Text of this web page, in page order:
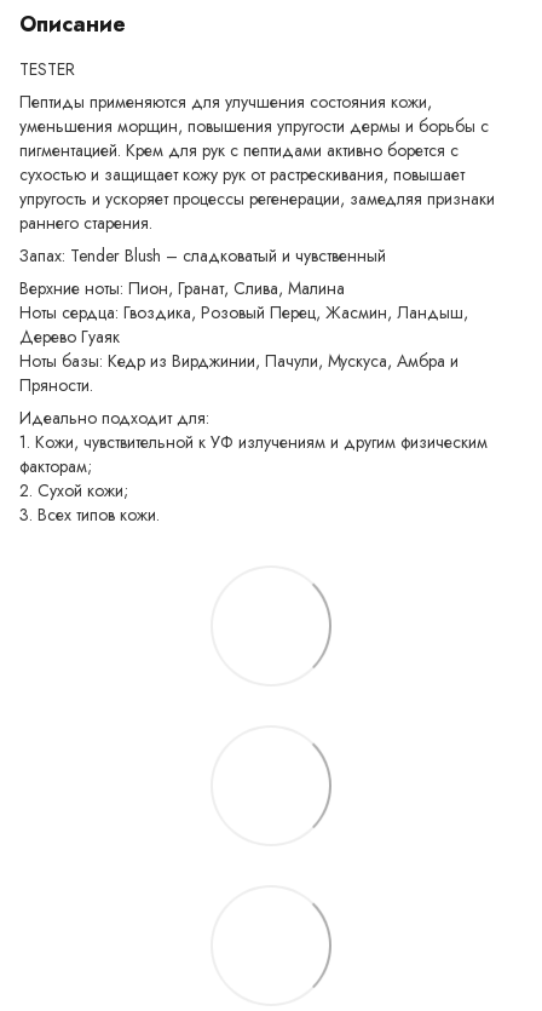
Описание
TESTER
Пептиды применяются для улучшения состояния кожи,
уменьшения морщин, повышения упругости дермы и борьбы с
пигментацией. Крем для рук с пептидами активно борется с
сухостью и защищает кожу рук от растрескивания, повышает
упругость и ускоряет процессы регенерации, замедляя признаки
раннего старения.
Запах: Tender Blush – сладковатый и чувственный
Верхние ноты: Пион, Гранат, Слива, Малина
Ноты сердца: Гвоздика, Розовый Перец, Жасмин, Ландыш,
Дерево Гуаяк
Ноты базы: Кедр из Вирджинии, Пачули, Мускуса, Амбра и
Пряности.
Идеально подходит для:
1. Кожи, чувствительной к УФ излучениям и другим физическим
факторам;
2. Сухой кожи;
3. Всех типов кожи.